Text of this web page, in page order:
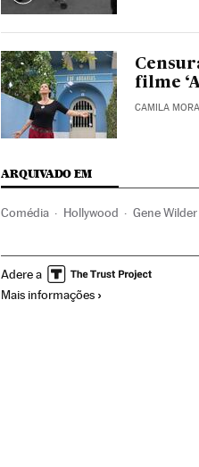
filme
CAMILA
ARQUIVADO EM
Comédia Hollywood Gene Wilder
Adere a
Mais informações